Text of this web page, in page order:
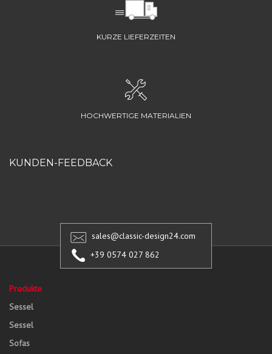
KURZE LIEFERZEITEN
HOCHWERTIGE MATERIALIEN
KUNDEN-FEEDBACK
sales@classic-design24.com
+39 0574 027 862
Produkte
Sessel
Sessel
Sofas